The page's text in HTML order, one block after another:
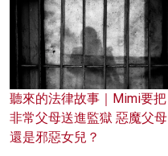
聽來的法律故事｜Mimi要把
非常父母送進監獄 惡魔父母
還是邪惡女兒？